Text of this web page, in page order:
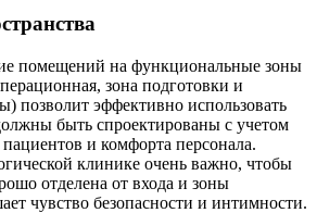
помещений на функциональные зоны
зона подготовки и
позволит эффективно использовать
быть спроектированы с учетом
и комфорта персонала.
клинике очень важно, чтобы
отделена от входа и зоны
чувство безопасности и интимности.